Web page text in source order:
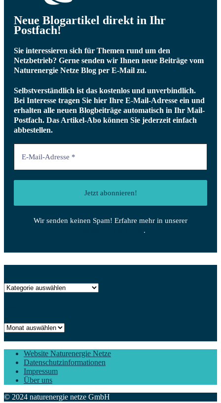
Neue Blogartikel direkt in Ihr
Postfach!
Sie interessieren sich für Themen rund um den
Netzbetrieb? Gerne senden wir Ihnen neue Beiträge vom
Naturenergie Netze Blog per E-Mail zu.
Selbstverständlich ist das kostenlos und unverbindlich.
Bei Interesse tragen Sie hier Ihre E-Mail-Adresse ein und
erhalten alle neuen Blogbeiträge automatisch in Ihr Mail-
Postfach. Das Artikel-Abo können Sie jederzeit einfach
abbestellen.
Wir senden keinen Spam! Erfahre mehr in unserer
.
Kategorien
Archiv
Website Naturenergie Netze
Datenschutzinformationen
Impressum
Über uns
© 2024 naturenergie netze GmbH